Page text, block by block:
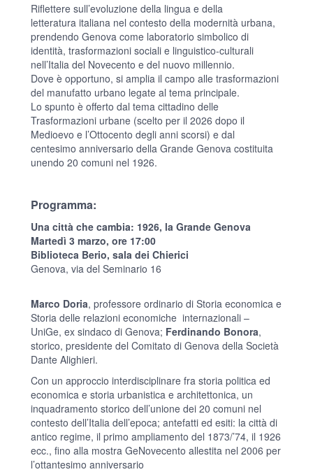
Riflettere sull’evoluzione della lingua e della
letteratura italiana nel contesto della modernità urbana,
prendendo Genova come laboratorio simbolico di
identità, trasformazioni sociali e linguistico-culturali
nell’Italia del Novecento e del nuovo millennio.
Dove è opportuno, si amplia il campo alle trasformazioni
del manufatto urbano legate al tema principale.
Lo spunto è offerto dal tema cittadino delle
Trasformazioni urbane (scelto per il 2026 dopo il
Medioevo e l’Ottocento degli anni scorsi) e dal
centesimo anniversario della Grande Genova costituita
unendo 20 comuni nel 1926.
Programma:
Una città che cambia: 1926, la Grande Genova
Martedì 3 marzo, ore 17:00
Biblioteca Berio, sala dei Chierici
Genova, via del Seminario 16
Marco Doria, professore ordinario di Storia economica e
Storia delle relazioni economiche internazionali –
UniGe, ex sindaco di Genova; Ferdinando Bonora,
storico, presidente del Comitato di Genova della Società
Dante Alighieri.
Con un approccio interdisciplinare fra storia politica ed
economica e storia urbanistica e architettonica, un
inquadramento storico dell’unione dei 20 comuni nel
contesto dell’Italia dell’epoca; antefatti ed esiti: la città di
antico regime, il primo ampliamento del 1873/’74, il 1926
ecc., fino alla mostra GeNovecento allestita nel 2006 per
l’ottantesimo anniversario